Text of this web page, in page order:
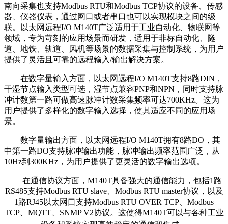
南向采集也支持Modbus RTU和Modbus TCP协议的设备、传感
器、仪器仪表，通过网口或者串口也可以实现模块之间的级
联。以太网远程I/O M140T广泛适用于工业自动化、物联网等
领域，专为苛刻的应用场景而研发，适用于非标自动化、隧
道、地铁、轨道、风机等场景的数据采集与控制系统，为用户
提供了灵活且可靠的远程输入/输出解决方案。
在数字量输入方面，以太网远程I/O M140T支持8路DIN，
干湿节点输入类型可选，湿节点兼容PNP和NPN，同时支持脉
冲计数第一路可做高速脉冲计数采集频率可达700KHz。这为
用户提供了多样化的数字输入选择，使其适应不同的应用场
景。
数字量输出方面，以太网远程I/O M140T拥有8路DO，其
中第一路DO支持脉冲输出功能，脉冲输出频率范围广泛，从
10Hz到300KHz，为用户提供了更灵活的数字输出选项。
在通信协议方面，M140T具备强大的通信能力，包括1路
RS485支持Modbus RTU slave、Modbus RTU master协议，以及
1路RJ45以太网口支持Modbus RTU OVER TCP、Modbus
TCP、MQTT、SNMP V2协议。这使得M140T可以与各种工业